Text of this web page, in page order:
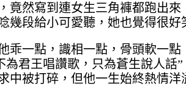
竟然寫到連女生三角褲都跑出
幾段給小可愛聽，她也覺得很好
乖一點，識相一點，骨頭軟一
為君王唱讚歌，只為蒼生說人
中被打碎，但他一生始終熱情洋